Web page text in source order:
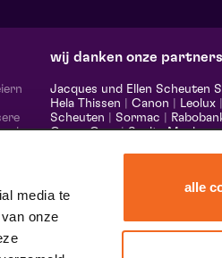
media te
onze
alle
9 september 2026 | 20:15
&
wij danken onze partners
Jacques und Ellen Scheuten
Hela Thissen
Canon Leolux
Scheuten
Sormac
Cargo Care|Scelta